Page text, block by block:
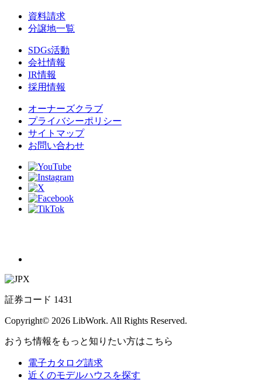
資料請求
分譲地一覧
SDGs活動
会社情報
IR情報
採用情報
オーナーズクラブ
プライバシーポリシー
サイトマップ
お問い合わせ
証券コード 1431
Copyright© 2026 LibWork. All Rights Reserved.
おうち情報をもっと知りたい方はこちら
電子カタログ請求
近くのモデルハウスを探す